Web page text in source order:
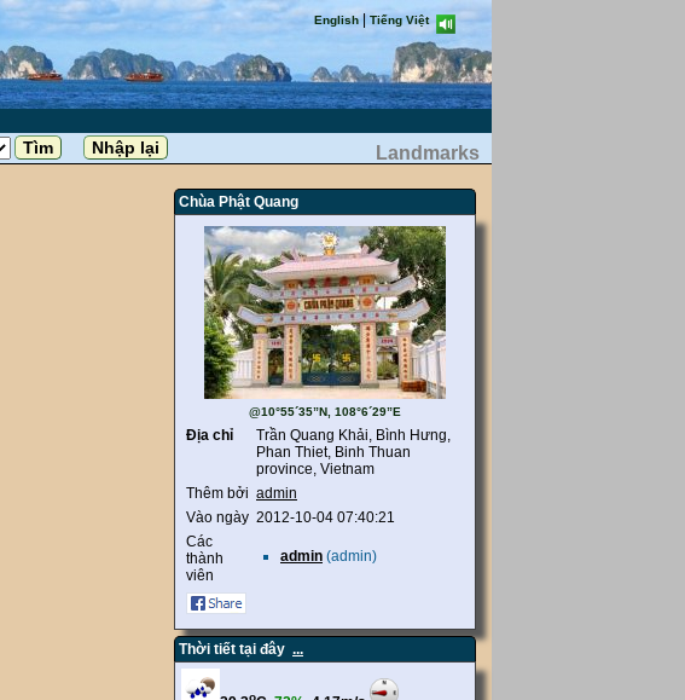
English| Tiếng Việt
Landmarks
Chùa Phật Quang
@10°55´35”N, 108°6´29”E
Địa chỉ
Trần Quang Khải, Bình Hưng,
Phan Thiet, Binh Thuan
province, Vietnam
Thêm bởi admin
Vào ngày 2012-10-04 07:40:21
Các
thành
viên
admin (admin)
Thời tiết tại đây ...